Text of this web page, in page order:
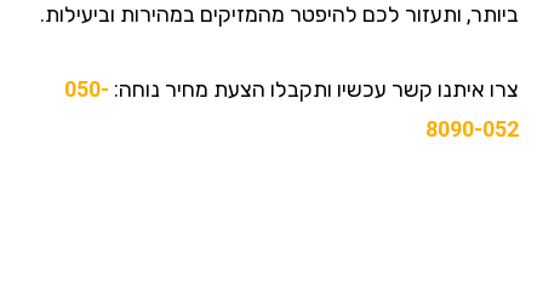
ביותר, ותעזור לכם להיפטר מהמזיקים במהירות וביעילות.
צרו איתנו קשר עכשיו ותקבלו הצעת מחיר נוחה: 050-
8090-052